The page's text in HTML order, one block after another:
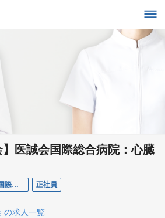
】医誠会国際総合病院：心臓
【医療法人医誠会】医誠会国際総合病院：心臓血管外科医師 正社員
の求人一覧